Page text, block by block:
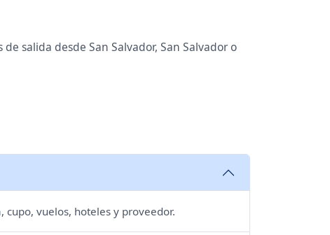
salida desde San Salvador, San Salvador o
cupo, vuelos, hoteles y proveedor.